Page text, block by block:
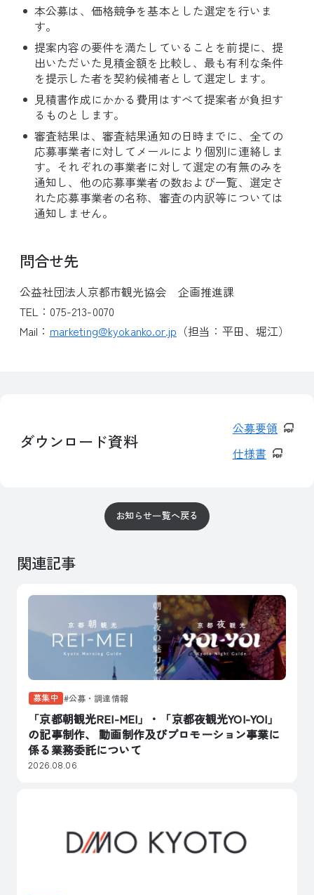
本公募は、価格競争を基本とした選定を行いま
す。
提案内容の要件を満たしていることを前提に、提
出いただいた見積金額を比較し、最も有利な条件
を提示した者を契約候補者として選定します。
見積書作成にかかる費用はすべて提案者が負担す
るものとします。
審査結果は、審査結果通知の日時までに、全ての
応募事業者に対してメールにより個別に連絡しま
す。それぞれの事業者に対して選定の有無のみを
通知し、他の応募事業者の数および一覧、選定さ
れた応募事業者の名称、審査の内訳等については
通知しません。
問合せ先
公益社団法人京都市観光協会 企画推進課
TEL：075-213-0070
Mail： marketing@kyokanko.or.jp （担当：平田、堀江）
ダウンロード資料
公募要領
仕様書
お知らせ一覧へ戻る
関連記事
募集中 公募・調達情報
「京都朝観光REI-MEI」・「京都夜観光YOI-YOI」
の記事制作、 動画制作及びプロモーション事業に
係る業務委託について
2026.08.06